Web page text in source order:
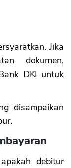
Jika
dokumen,
DKI untuk
disampaikan
debitur